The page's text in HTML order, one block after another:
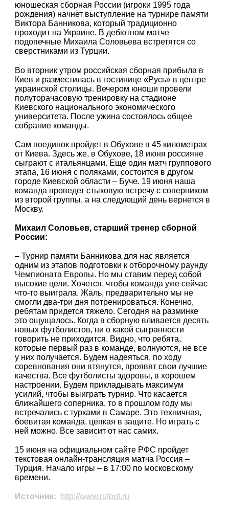
юношеская сборная России (игроки 1995 года
рождения) начнет выступление на турнире памяти
Виктора Банникова, который традиционно
проходит на Украине. В дебютном матче
подопечные Михаила Соловьева встретятся со
сверстниками из Турции.
Во вторник утром российская сборная прибыла в
Киев и разместилась в гостинице «Русь» в центре
украинской столицы. Вечером юноши провели
полуторачасовую тренировку на стадионе
Киевского национального экономического
университета. После ужина состоялось общее
собрание команды.
Сам поединок пройдет в Обухове в 45 километрах
от Киева. Здесь же, в Обухове, 18 июня россияне
сыграют с итальянцами. Еще один матч группового
этапа, 16 июня с поляками, состоится в другом
городе Киевской области – Буче. 19 июня наша
команда проведет стыковую встречу с соперником
из второй группы, а на следующий день вернется в
Москву.
Михаил Соловьев, старший тренер сборной
России:
– Турнир памяти Банникова для нас является
одним из этапов подготовки к отборочному раунду
Чемпионата Европы. Но мы ставим перед собой
высокие цели. Хочется, чтобы команда уже сейчас
что-то выиграла. Жаль, предварительно мы не
смогли два-три дня потренироваться. Конечно,
ребятам придется тяжело. Сегодня на разминке
это ощущалось. Когда в сборную вливается десять
новых футболистов, ни о какой сыгранности
говорить не приходится. Видно, что ребята,
которые первый раз в команде, волнуются, не все
у них получается. Будем надеяться, по ходу
соревнования они втянутся, проявят свои лучшие
качества. Все футболисты здоровы, в хорошем
настроении. Будем прикладывать максимум
усилий, чтобы выиграть турнир. Что касается
ближайшего соперника, то в прошлом году мы
встречались с турками в Самаре. Это техничная,
боевитая команда, цепкая в защите. Но играть с
ней можно. Все зависит от нас самих.
15 июня на официальном сайте РФС пройдет
текстовая онлайн-трансляция матча Россия –
Турция. Начало игры – в 17:00 по московскому
времени.
Источник: http://www.rufoot.ru